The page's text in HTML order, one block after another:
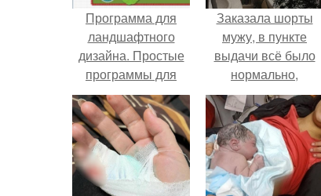
Программа для
ландшафтного
дизайна. Простые
программы для
планировки и
проектирования
участка
Заказала шорты
мужу, в пункте
выдачи всё было
нормально,
примерил все
хорошо, ничего не
предвещало беды.